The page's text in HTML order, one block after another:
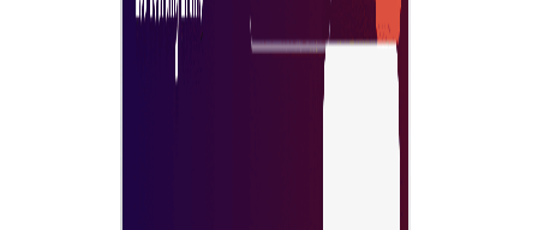
เวิร์กโฟลว์อนุมัติแบบเรียลไทม์
ผู้ใช้แต่ละคนสั่งซื้อสิ่งที่ต้องการได้ง่าย พร้อมเวิร์กโฟลว์อนุมัติแบ